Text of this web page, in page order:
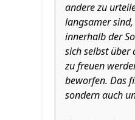
andere zu
langsamer
innerhalb der
sich selbst über
zu freuen
beworfen. Das
sondern auch